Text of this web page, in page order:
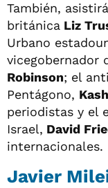
También,
británica Liz
Urbano
vicegobernador
Robinson; el
Pentágono,
periodistas y el
Israel, David
internacionales.
Javier